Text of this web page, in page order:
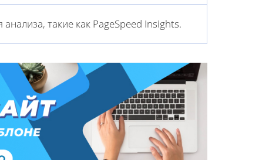
такие как PageSpeed Insights.